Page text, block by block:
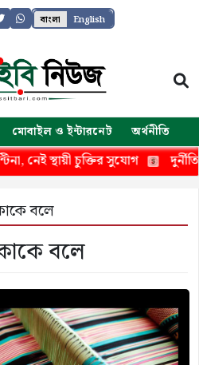
বাংলা English
মোবাইল ও ইন্টারনেট অর্থনীতি
নেই স্থায়ী চুক্তির সুযোগ
বলে
বলে